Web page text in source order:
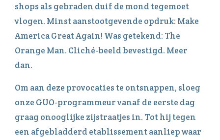
shops als gebraden duif de mond tegemoet
vlogen. Minst aanstootgevende opdruk: Make
America Great Again! Was getekend: The
Orange Man. Cliché-beeld bevestigd. Meer
dan.
Om aan deze provocaties te ontsnappen, sloeg
onze GUO-programmeur vanaf de eerste dag
graag onooglijke zijstraatjes in. Tot hij tegen
een afgebladderd etablissement aanliep waar